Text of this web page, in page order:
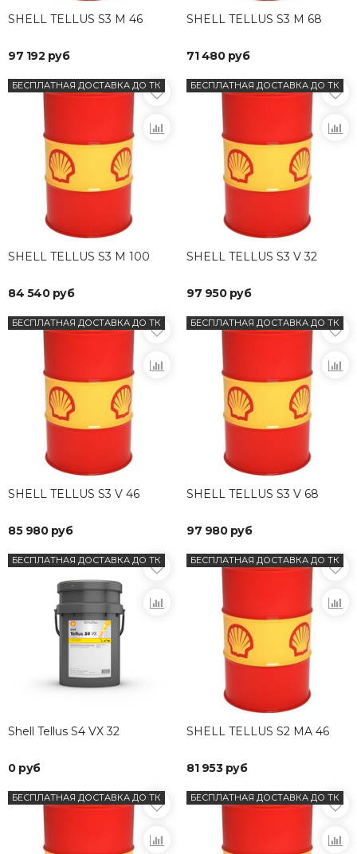
SHELL TELLUS S3 M 46
97 192 руб
SHELL TELLUS S3 M 68
71 480 руб
БЕСПЛАТНАЯ ДОСТАВКА ДО ТК
SHELL TELLUS S3 M 100
84 540 руб
БЕСПЛАТНАЯ ДОСТАВКА ДО ТК
SHELL TELLUS S3 V 32
97 950 руб
БЕСПЛАТНАЯ ДОСТАВКА ДО ТК
SHELL TELLUS S3 V 46
85 980 руб
БЕСПЛАТНАЯ ДОСТАВКА ДО ТК
SHELL TELLUS S3 V 68
97 980 руб
БЕСПЛАТНАЯ ДОСТАВКА ДО ТК
Shell Tellus S4 VX 32
0 руб
БЕСПЛАТНАЯ ДОСТАВКА ДО ТК
SHELL TELLUS S2 MA 46
81 953 руб
БЕСПЛАТНАЯ ДОСТАВКА ДО ТК БЕСПЛАТНАЯ ДОСТАВКА ДО ТК